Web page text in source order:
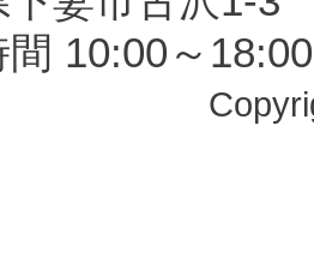
間 10:00～